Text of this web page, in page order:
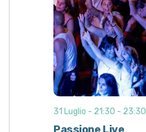
31 Luglio - 21:30 - 23:30